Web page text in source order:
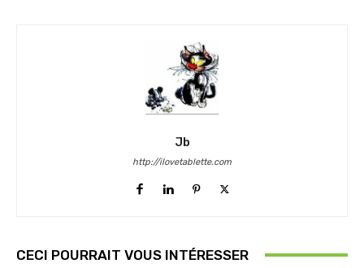
Jb
http://ilovetablette.com
CECI POURRAIT VOUS INTÉRESSER